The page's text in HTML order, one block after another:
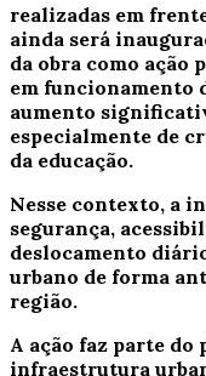
realizadas em
ainda será
da obra como ação
em funcionamento
aumento
especialmente de
da educação.
Nesse contexto, a
segurança,
deslocamento
urbano de forma
região.
A ação faz parte
infraestrutura